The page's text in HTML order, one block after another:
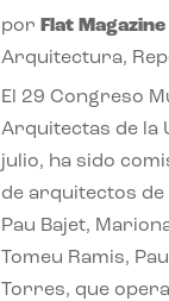
por Flat Magazine|
Arquitectura,
El 29 Congreso
Arquitectas de la
julio, ha sido
de arquitectos
Pau Bajet,
Tomeu Ramis,
Torres, que